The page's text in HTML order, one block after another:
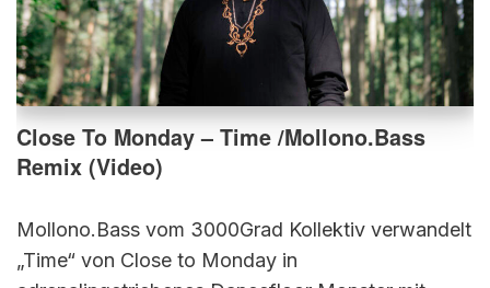
Close To Monday – Time /Mollono.Bass
Remix (Video)
Mollono.Bass vom 3000Grad Kollektiv verwandelt
„Time“ von Close to Monday in